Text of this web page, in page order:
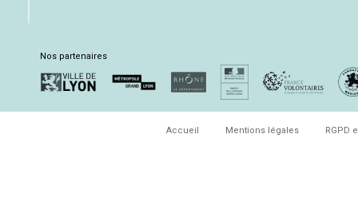
Nos partenaires
Accueil Mentions légales RGPD